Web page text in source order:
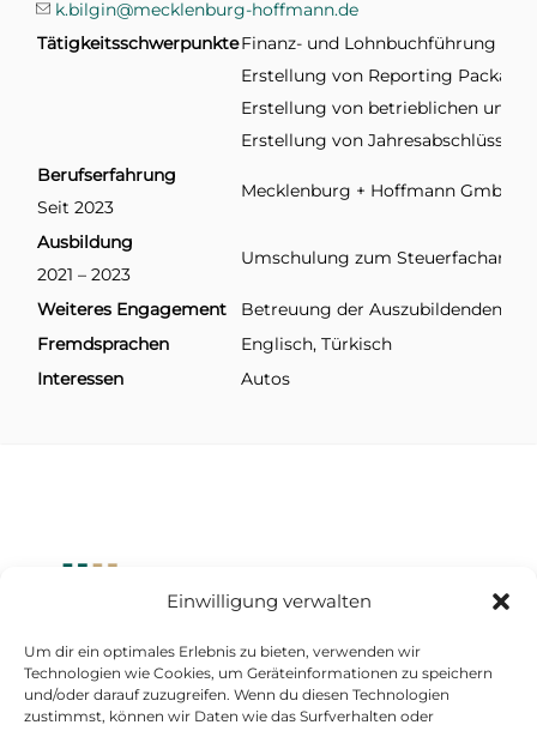
Einwilligung verwalten
Um dir ein optimales Erlebnis zu bieten, verwenden wir
Technologien wie Cookies, um Geräteinformationen zu speichern
und/oder darauf zuzugreifen. Wenn du diesen Technologien
zustimmst, können wir Daten wie das Surfverhalten oder
k.bilgin@mecklenburg-hoffmann.de
TätigkeitsschwerpunkteFinanz- und Lohnbuchführung
Erstellung von Reporting Packages
Erstellung von betrieblichen und
Erstellung von Jahresabschlüssen
Berufserfahrung
Seit 2023
Mecklenburg + Hoffmann GmbH
Ausbildung
2021 – 2023
Umschulung zum
Weiteres Engagement
Betreuung der Auszubildenden
Fremdsprachen
Englisch, Türkisch
Interessen
Autos
Standort Düsseldorf
Kasernenstraße 1